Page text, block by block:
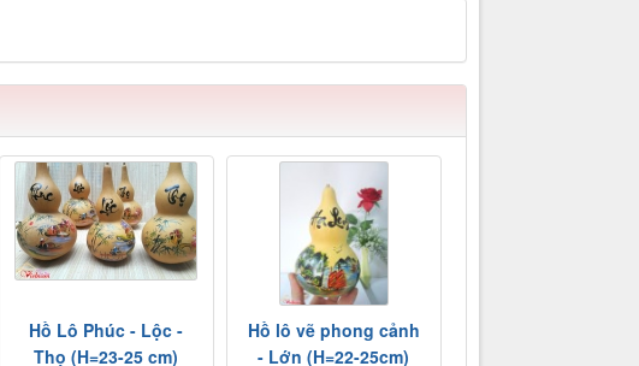
Hồ Lô Phúc - Lộc -
Thọ (H=23-25 cm)
Hồ lô vẽ phong cảnh
- Lớn (H=22-25cm)